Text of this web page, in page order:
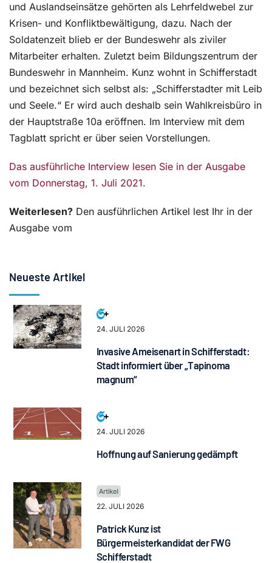
und Auslandseinsätze gehörten als Lehrfeldwebel zur
Krisen- und Konfliktbewältigung, dazu. Nach der
Soldatenzeit blieb er der Bundeswehr als ziviler
Mitarbeiter erhalten. Zuletzt beim Bildungszentrum der
Bundeswehr in Mannheim. Kunz wohnt in Schifferstadt
und bezeichnet sich selbst als: „Schifferstadter mit Leib
und Seele.“ Er wird auch deshalb sein Wahlkreisbüro in
der Hauptstraße 10a eröffnen. Im Interview mit dem
Tagblatt spricht er über seien Vorstellungen.
Das ausführliche Interview lesen Sie in der Ausgabe
vom Donnerstag, 1. Juli 2021.
Weiterlesen? Den ausführlichen Artikel lest Ihr in der
Ausgabe vom
Neueste Artikel
24. JULI 2026
Invasive Ameisenart in Schifferstadt:
Stadt informiert über „Tapinoma
magnum“
24. JULI 2026
Hoffnung auf Sanierung gedämpft
22. JULI 2026
Patrick Kunz ist
Bürgermeisterkandidat der FWG
Schifferstadt